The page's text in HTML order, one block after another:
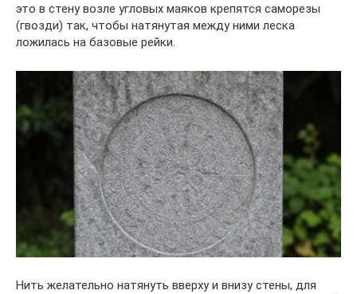
это в стену возле угловых маяков крепятся саморезы
(гвозди) так, чтобы натянутая между ними леска
ложилась на базовые рейки.
Нить желательно натянуть вверху и внизу стены, для